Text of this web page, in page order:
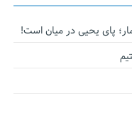
پای یحیی در میان است!